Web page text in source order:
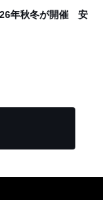
26年秋冬が開催 安